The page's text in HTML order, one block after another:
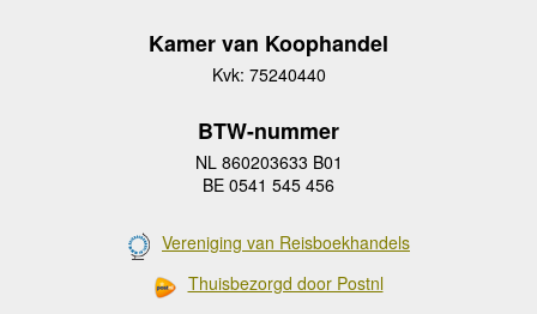
Kamer van Koophandel
Kvk: 75240440
BTW-nummer
NL 860203633 B01
BE 0541 545 456
Vereniging van Reisboekhandels
Thuisbezorgd door Postnl